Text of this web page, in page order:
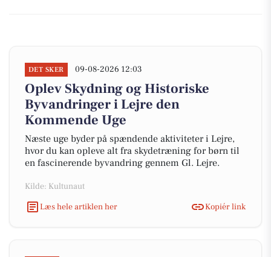
DET SKER 09-08-2026 12:03
Oplev Skydning og Historiske
Byvandringer i Lejre den
Kommende Uge
Næste uge byder på spændende aktiviteter i Lejre,
hvor du kan opleve alt fra skydetræning for børn til
en fascinerende byvandring gennem Gl. Lejre.
Kilde: Kultunaut
Læs hele artiklen her
Kopiér link